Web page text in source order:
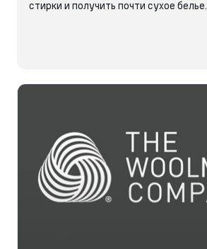
стирки и получить почти сухое белье.